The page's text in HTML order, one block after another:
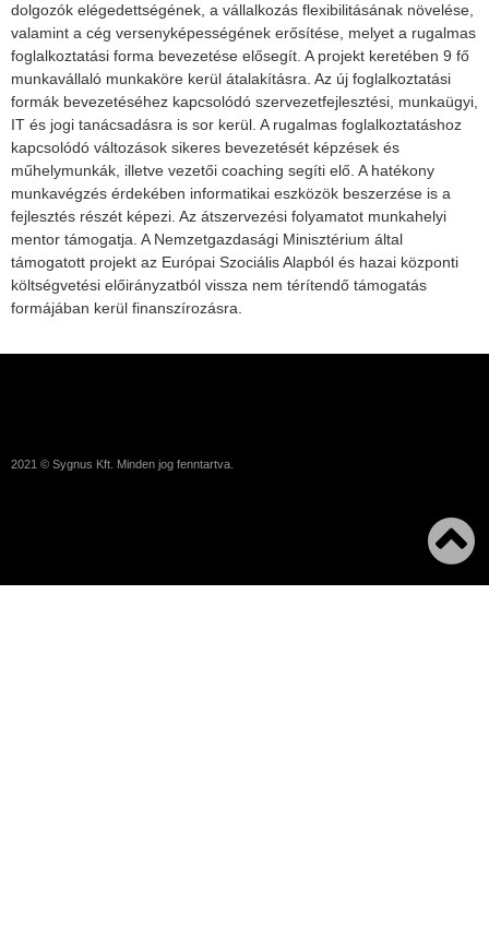
dolgozók elégedettségének, a vállalkozás flexibilitásának növelése,
valamint a cég versenyképességének erősítése, melyet a rugalmas
foglalkoztatási forma bevezetése elősegít. A projekt keretében 9 fő
munkavállaló munkaköre kerül átalakításra. Az új foglalkoztatási
formák bevezetéséhez kapcsolódó szervezetfejlesztési, munkaügyi,
IT és jogi tanácsadásra is sor kerül. A rugalmas foglalkoztatáshoz
kapcsolódó változások sikeres bevezetését képzések és
műhelymunkák, illetve vezetői coaching segíti elő. A hatékony
munkavégzés érdekében informatikai eszközök beszerzése is a
fejlesztés részét képezi. Az átszervezési folyamatot munkahelyi
mentor támogatja. A Nemzetgazdasági Minisztérium által
támogatott projekt az Európai Szociális Alapból és hazai központi
költségvetési előirányzatból vissza nem térítendő támogatás
formájában kerül finanszírozásra.
2021 © Sygnus Kft. Minden jog fenntartva.